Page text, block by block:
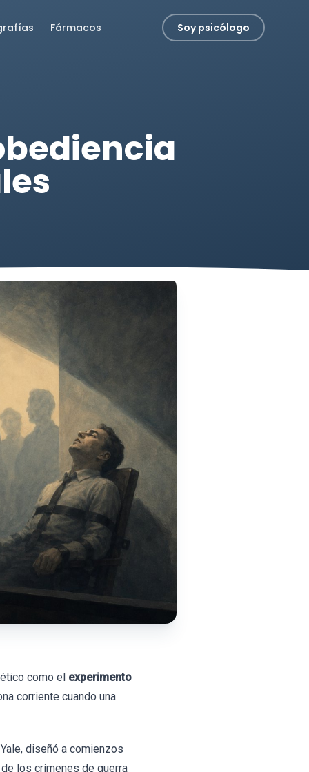
Fármacos Soy psicólogo
como el experimento
corriente cuando una
diseñó a comienzos
los crímenes de guerra